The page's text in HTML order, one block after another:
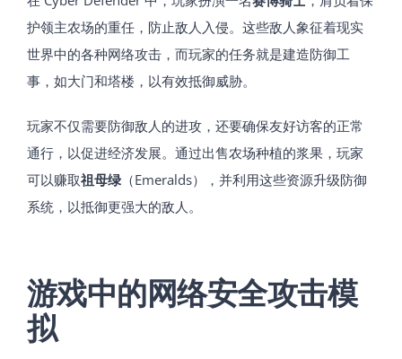
护领主农场的重任，防止敌人入侵。这些敌人象征着现实
世界中的各种网络攻击，而玩家的任务就是建造防御工
事，如大门和塔楼，以有效抵御威胁。
玩家不仅需要防御敌人的进攻，还要确保友好访客的正常
通行，以促进经济发展。通过出售农场种植的浆果，玩家
可以赚取祖母绿（Emeralds），并利用这些资源升级防御
系统，以抵御更强大的敌人。
游戏中的网络安全攻击模
拟